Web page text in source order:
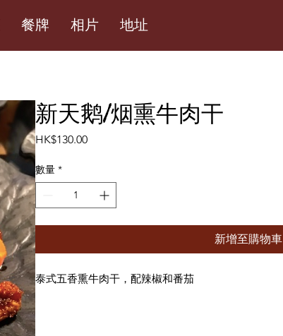
餐牌 相片 地址
新天鹅/烟熏牛肉干
HK$130.00價
數量 *
新增至購物車
泰式五香熏牛肉干，配辣椒和番茄